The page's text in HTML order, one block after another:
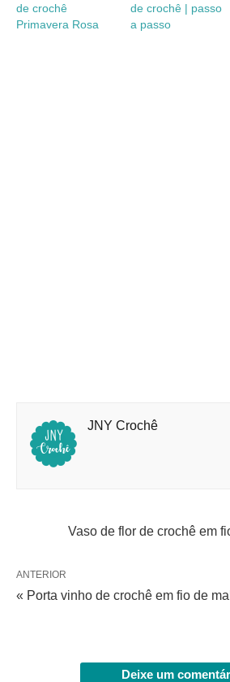
de crochê
Primavera Rosa
de crochê | passo
a passo
JNY Crochê
Vaso de flor de crochê em
ANTERIOR
« Porta vinho de crochê em fio de
Deixe um